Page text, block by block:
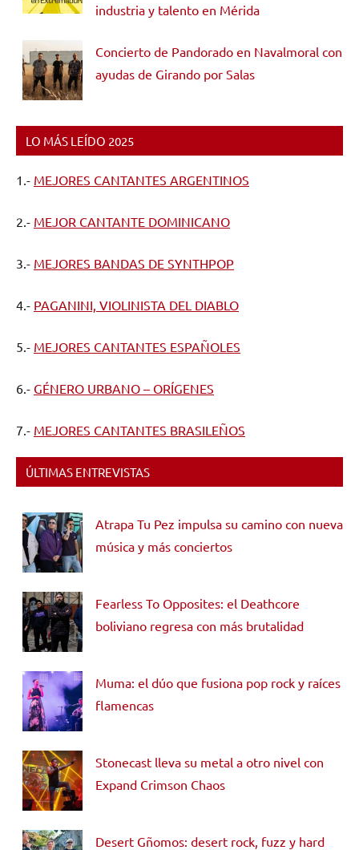
industria y talento en Mérida
Concierto de Pandorado en Navalmoral con
ayudas de Girando por Salas
LO MÁS LEÍDO 2025
1.- MEJORES CANTANTES ARGENTINOS
2.- MEJOR CANTANTE DOMINICANO
3.- MEJORES BANDAS DE SYNTHPOP
4.- PAGANINI, VIOLINISTA DEL DIABLO
5.- MEJORES CANTANTES ESPAÑOLES
6.- GÉNERO URBANO – ORÍGENES
7.- MEJORES CANTANTES BRASILEÑOS
ÚLTIMAS ENTREVISTAS
Atrapa Tu Pez impulsa su camino con nueva
música y más conciertos
Fearless To Opposites: el Deathcore
boliviano regresa con más brutalidad
Muma: el dúo que fusiona pop rock y raíces
flamencas
Stonecast lleva su metal a otro nivel con
Expand Crimson Chaos
Desert Gñomos: desert rock, fuzz y hard